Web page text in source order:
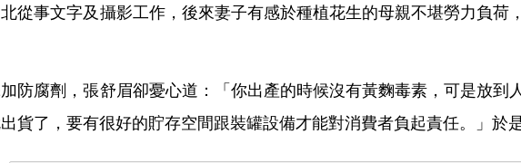
從事文字及攝影工作，後來妻子有感於種植花生的母親不堪勞力負荷
防腐劑，張舒眉卻憂心道：「你出產的時候沒有黃麴毒素，可是放到
貨了，要有很好的貯存空間跟裝罐設備才能對消費者負起責任。」於